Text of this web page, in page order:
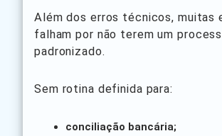
Além dos erros técnicos, muitas
falham por não terem um
padronizado.
Sem rotina definida para:
conciliação bancária;